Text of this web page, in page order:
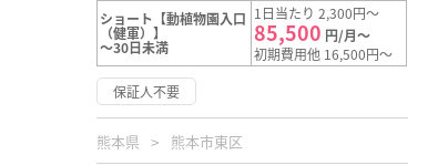
ショート【動植物園入口
（健軍）】
～30日未満
1日当たり 2,300円～
85,500 円/月～
初期費用他 16,500円～
保証人不要
熊本県 熊本市東区